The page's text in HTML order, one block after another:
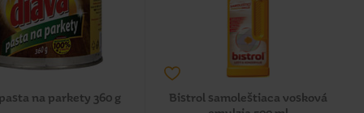
na parkety 360 g
Bistrol samoleštiaca vosková